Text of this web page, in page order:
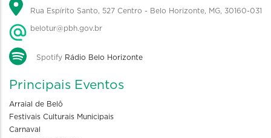
Rua Espírito Santo, 527 Centro - Belo Horizonte, MG, 30160-031
belotur@pbh.gov.br
Spotify Rádio Belo Horizonte
Principais Eventos
Arraial de Belô
Festivais Culturais Municipais
Carnaval